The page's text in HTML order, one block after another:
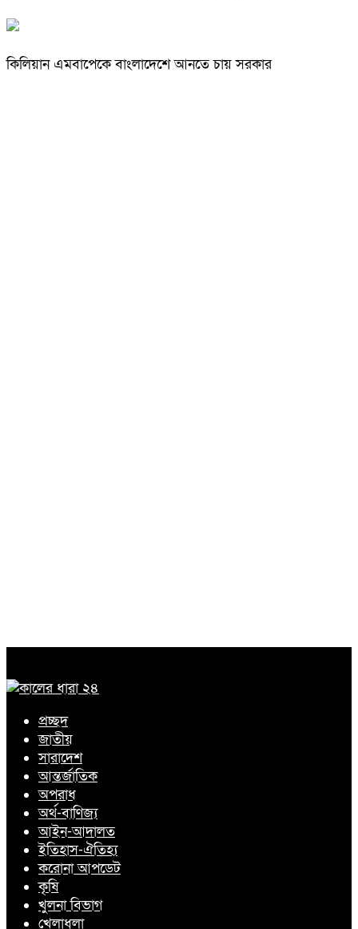
কিলিয়ান এমবাপেকে বাংলাদেশে আনতে চায় সরকার
প্রচ্ছদ
জাতীয়
সারাদেশ
আন্তর্জাতিক
অপরাধ
অর্থ-বাণিজ্য
আইন-আদালত
ইতিহাস-ঐতিহ্য
করোনা আপডেট
কৃষি
খুলনা বিভাগ
খেলাধুলা